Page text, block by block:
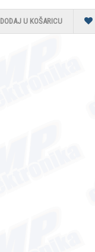
DODAJ U KOŠARICU